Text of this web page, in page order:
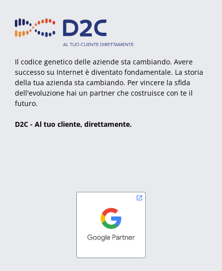
Il codice genetico delle aziende sta cambiando. Avere
successo su Internet è diventato fondamentale. La storia
della tua azienda sta cambiando. Per vincere la sfida
dell'evoluzione hai un partner che costruisce con te il
futuro.
D2C - Al tuo cliente, direttamente.